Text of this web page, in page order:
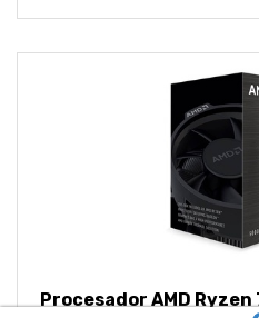
Procesador AMD Ryzen